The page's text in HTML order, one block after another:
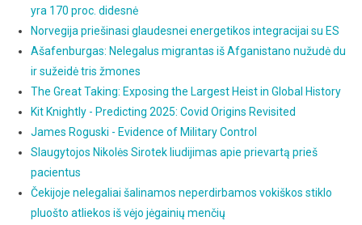
yra 170 proc. didesnė
Norvegija priešinasi glaudesnei energetikos integracijai su ES
Ašafenburgas: Nelegalus migrantas iš Afganistano nužudė du
ir sužeidė tris žmones
The Great Taking: Exposing the Largest Heist in Global History
Kit Knightly - Predicting 2025: Covid Origins Revisited
James Roguski - Evidence of Military Control
Slaugytojos Nikolės Sirotek liudijimas apie prievartą prieš
pacientus
Čekijoje nelegaliai šalinamos neperdirbamos vokiškos stiklo
pluošto atliekos iš vėjo jėgainių menčių